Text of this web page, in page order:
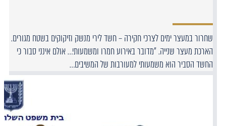
שחרור במעצר ימים לצרכי חקירה – חשד לירי מנשק וזיקוקים בשטח מגורים.
הארכת מעצר שנייה. "מדובר באירוע חמרו ומשמעותי… אולם אינני סבור כי
החשד הסביר הוא משמעותי למעורבות של המשיבים…